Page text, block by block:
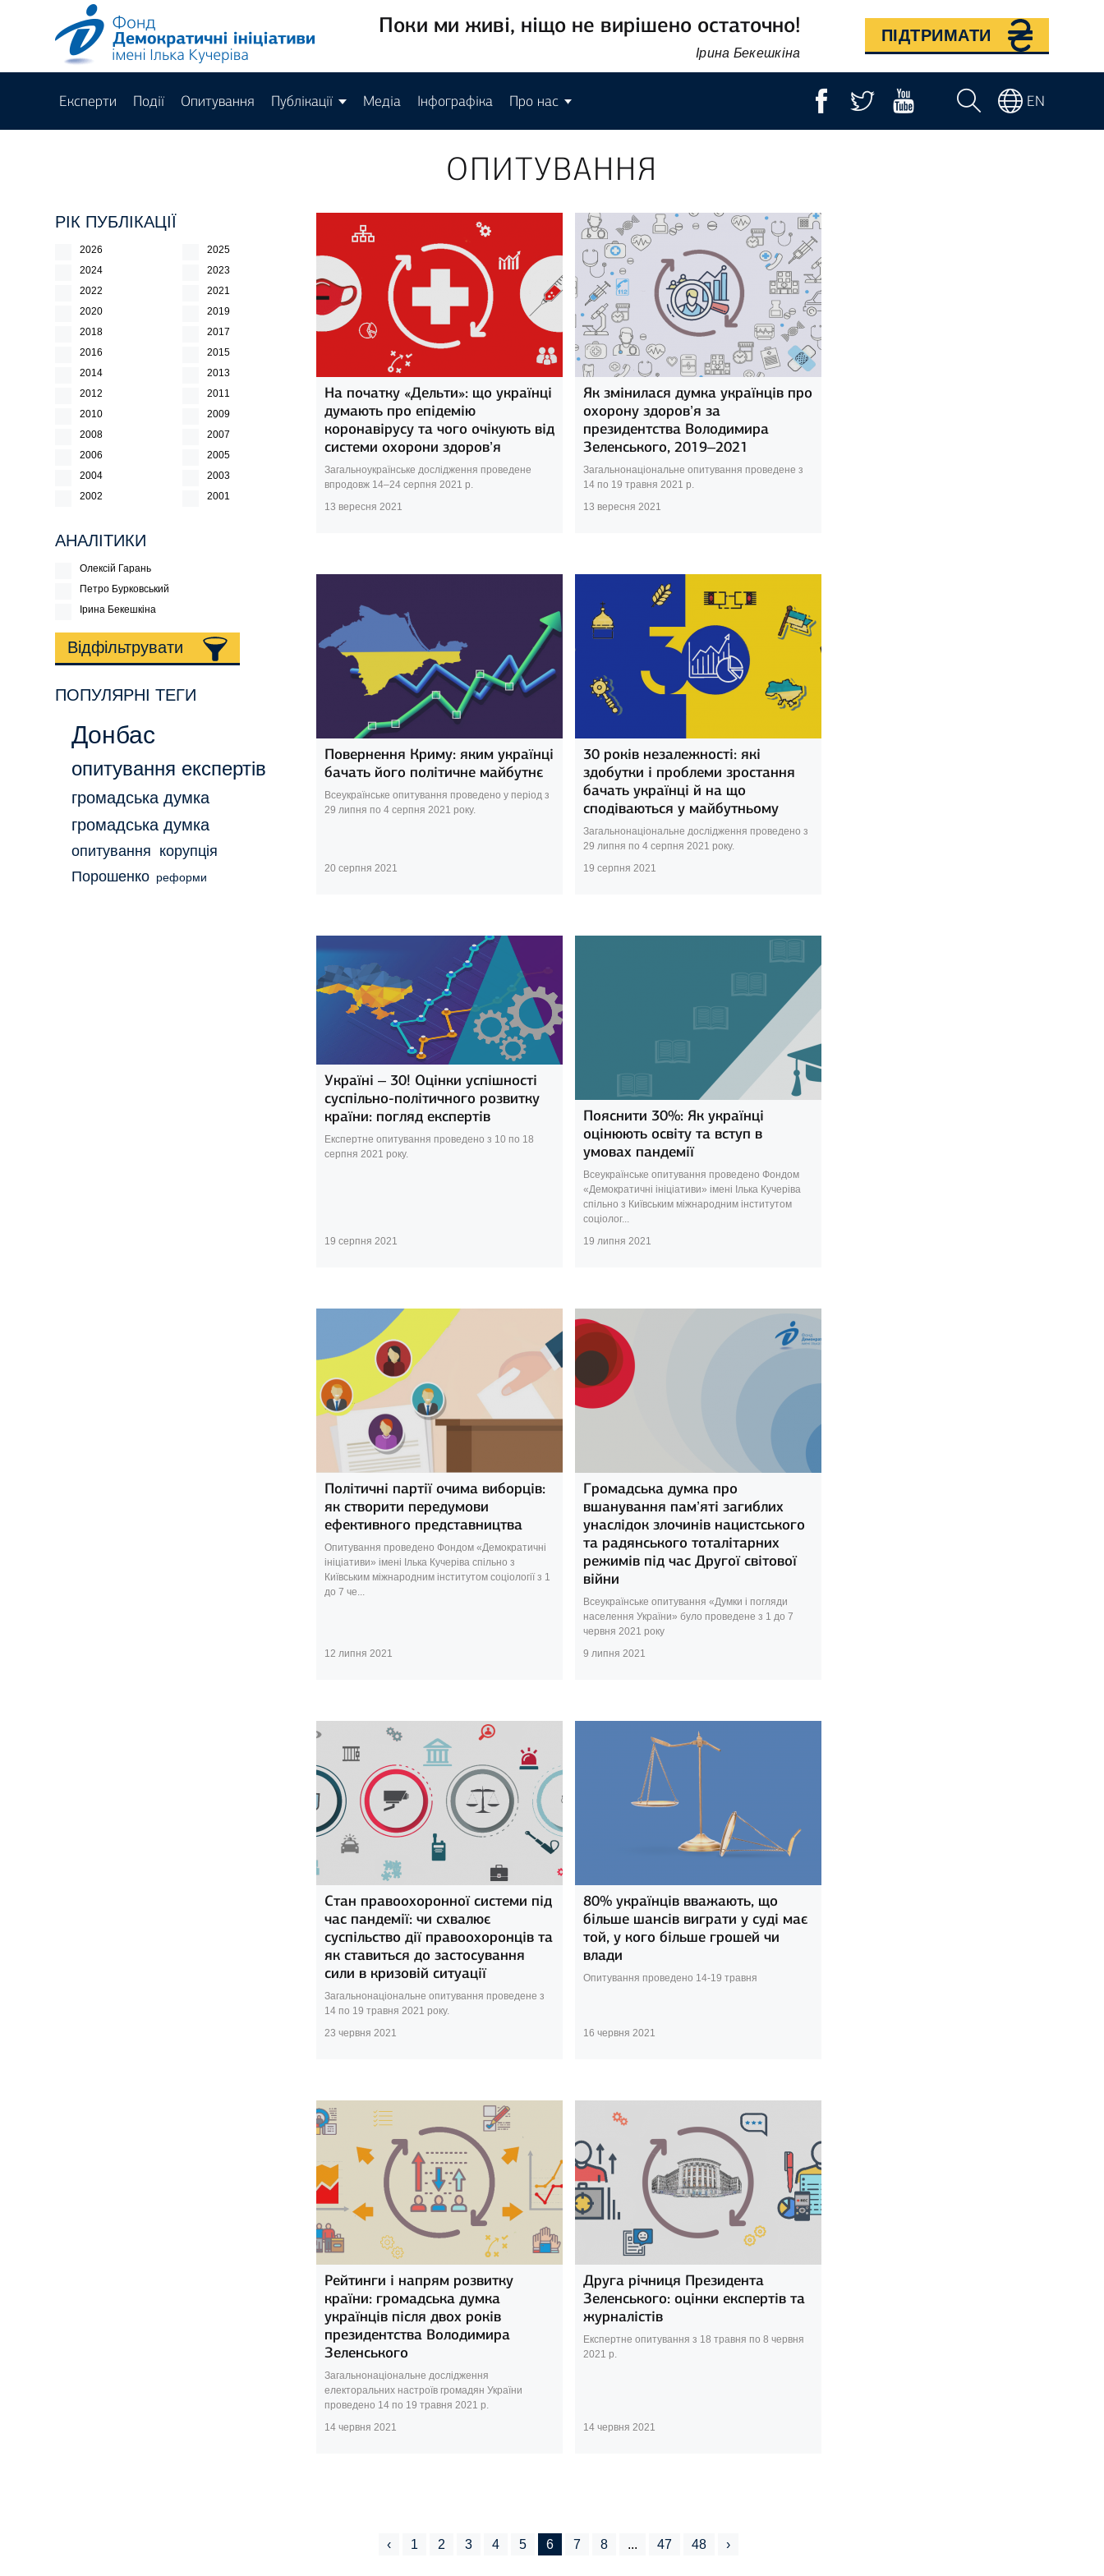
Поки ми живі, ніщо не вирішено остаточно!
Ірина Бекешкіна
ПІДТРИМАТИ
Експерти Події Опитування Публікації Медіа Інфографіка Про нас EN
ОПИТУВАННЯ
РІК ПУБЛІКАЦІЇ
2026
2025
2024
2023
2022
2021
2020
2019
2018
2017
2016
2015
2014
2013
2012
2011
2010
2009
2008
2007
2006
2005
2004
2003
2002
2001
АНАЛІТИКИ
Олексій Гарань
Петро Бурковський
Ірина Бекешкіна
Відфільтрувати
ПОПУЛЯРНІ ТЕГИ
Донбас
опитування експертів
громадська думка
громадська думка
опитування корупція
Порошенко реформи
На початку «Дельти»: що українці
думають про епідемію
коронавірусу та чого очікують від
системи охорони здоров’я
Загальноукраїнське дослідження проведене
впродовж 14–24 серпня 2021 р.
13 вересня 2021
Як змінилася думка українців про
охорону здоров’я за
президентства Володимира
Зеленського, 2019–2021
Загальнонаціональне опитування проведене з
14 по 19 травня 2021 р.
13 вересня 2021
Повернення Криму: яким українці
бачать його політичне майбутнє
Всеукраїнське опитування проведено у період з
29 липня по 4 серпня 2021 року.
20 серпня 2021
30 років незалежності: які
здобутки і проблеми зростання
бачать українці й на що
сподіваються у майбутньому
Загальнонаціональне дослідження проведено з
29 липня по 4 серпня 2021 року.
19 серпня 2021
Україні – 30! Оцінки успішності
суспільно-політичного розвитку
країни: погляд експертів
Експертне опитування проведено з 10 по 18
серпня 2021 року.
19 серпня 2021
Пояснити 30%: Як українці
оцінюють освіту та вступ в
умовах пандемії
Всеукраїнське опитування проведено Фондом
«Демократичні ініціативи» імені Ілька Кучеріва
спільно з Київським міжнародним інститутом
соціолог...
19 липня 2021
Політичні партії очима виборців:
як створити передумови
ефективного представництва
Опитування проведено Фондом «Демократичні
ініціативи» імені Ілька Кучеріва спільно з
Київським міжнародним інститутом соціології з 1
до 7 че...
12 липня 2021
Громадська думка про
вшанування пам’яті загиблих
унаслідок злочинів нацистського
та радянського тоталітарних
режимів під час Другої світової
війни
Всеукраїнське опитування «Думки і погляди
населення України» було проведене з 1 до 7
червня 2021 року
9 липня 2021
Стан правоохоронної системи під
час пандемії: чи схвалює
суспільство дії правоохоронців та
як ставиться до застосування
сили в кризовій ситуації
Загальнонаціональне опитування проведене з
14 по 19 травня 2021 року.
23 червня 2021
80% українців вважають, що
більше шансів виграти у суді має
той, у кого більше грошей чи
влади
Опитування проведено 14-19 травня
16 червня 2021
Рейтинги і напрям розвитку
країни: громадська думка
українців після двох років
президентства Володимира
Зеленського
Загальнонаціональне дослідження
електоральних настроїв громадян України
проведено 14 по 19 травня 2021 р.
14 червня 2021
Друга річниця Президента
Зеленського: оцінки експертів та
журналістів
Експертне опитування з 18 травня по 8 червня
2021 р.
14 червня 2021
‹ 1 2 3 4 5 6 7 8 ... 47 48 ›